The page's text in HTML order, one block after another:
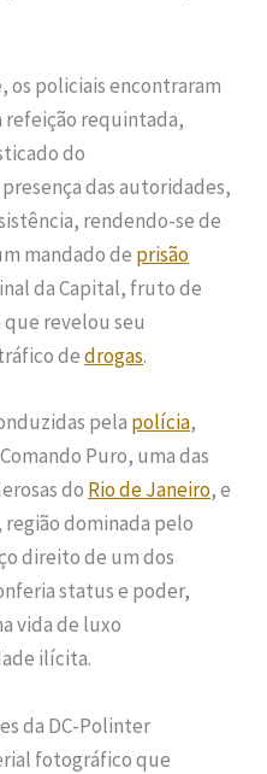
os policiais encontraram
refeição requintada,
do
das autoridades,
rendendo-se de
mandado de prisão
da Capital, fruto de
revelou seu
dedrogas.
pela polícia,
Puro, uma das
do Rio de Janeiro, e
região dominada pelo
direito de um dos
status e poder,
vida de luxo
ilícita.
da DC-Polinter
fotográfico que